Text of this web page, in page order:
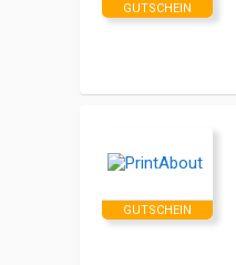
GUTSCHEIN
GUTSCHEIN